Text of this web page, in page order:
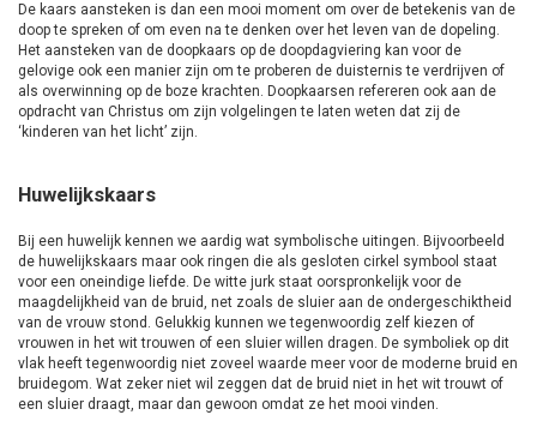
De kaars aansteken is dan een mooi moment om over de betekenis van de
doop te spreken of om even na te denken over het leven van de dopeling.
Het aansteken van de doopkaars op de doopdagviering kan voor de
gelovige ook een manier zijn om te proberen de duisternis te verdrijven of
als overwinning op de boze krachten. Doopkaarsen refereren ook aan de
opdracht van Christus om zijn volgelingen te laten weten dat zij de
‘kinderen van het licht’ zijn.
Huwelijkskaars
Bij een huwelijk kennen we aardig wat symbolische uitingen. Bijvoorbeeld
de huwelijkskaars maar ook ringen die als gesloten cirkel symbool staat
voor een oneindige liefde. De witte jurk staat oorspronkelijk voor de
maagdelijkheid van de bruid, net zoals de sluier aan de ondergeschiktheid
van de vrouw stond. Gelukkig kunnen we tegenwoordig zelf kiezen of
vrouwen in het wit trouwen of een sluier willen dragen. De symboliek op dit
vlak heeft tegenwoordig niet zoveel waarde meer voor de moderne bruid en
bruidegom. Wat zeker niet wil zeggen dat de bruid niet in het wit trouwt of
een sluier draagt, maar dan gewoon omdat ze het mooi vinden.